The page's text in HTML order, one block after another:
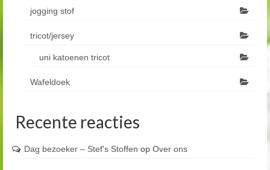
jogging stof
tricot/jersey
uni katoenen tricot
Wafeldoek
Recente reacties
Dag bezoeker – Stef's Stoffen op Over ons